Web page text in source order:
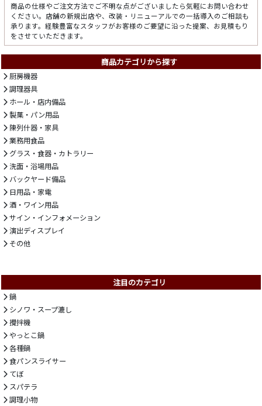
商品の仕様やご注文方法でご不明な点がございましたら気軽にお問い合わせ
ください。店舗の新規出店や、改装・リニューアルでの一括導入のご相談も
承ります。経験豊富なスタッフがお客様のご要望に沿った提案、お見積もり
をさせていただきます。
商品カテゴリから探す
厨房機器
調理器具
ホール・店内備品
製菓・パン用品
陳列什器・家具
業務用食品
グラス・食器・カトラリー
洗面・浴場用品
バックヤード備品
日用品・家電
酒・ワイン用品
サイン・インフォメーション
演出ディスプレイ
その他
注目のカテゴリ
鍋
シノワ・スープ漉し
攪拌機
やっとこ鍋
各種鍋
食パンスライサー
てぼ
スパテラ
調理小物